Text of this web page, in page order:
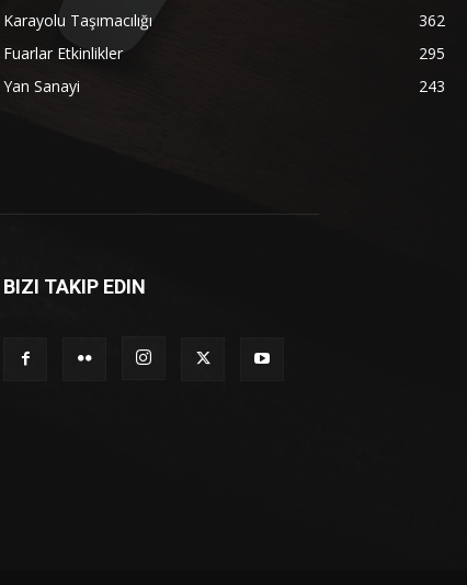
Karayolu Taşımacılığı
362
Fuarlar Etkinlikler
295
Yan Sanayi
243
BIZI TAKIP EDIN